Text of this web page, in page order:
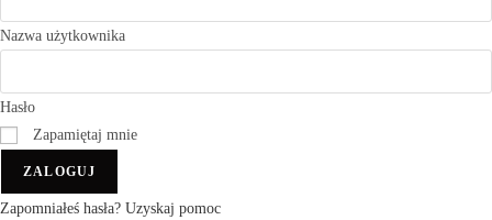
Nazwa użytkownika
Hasło
Zapamiętaj mnie
ZALOGUJ
Zapomniałeś hasła? Uzyskaj pomoc